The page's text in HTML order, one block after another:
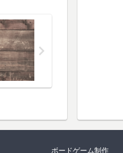
ボードゲーム制作